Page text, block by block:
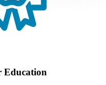
Education